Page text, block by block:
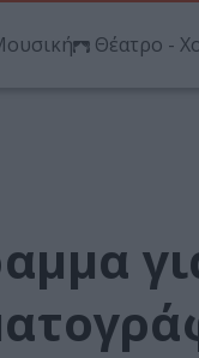
Θέατρο -